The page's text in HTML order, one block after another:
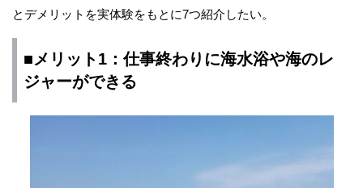
とデメリットを実体験をもとに7つ紹介したい。
■メリット1：仕事終わりに海水浴や海のレ
ジャーができる